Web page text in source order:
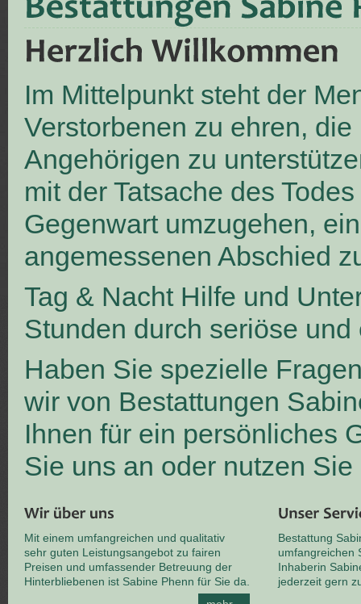
Im Mittelpunkt steht der
Verstorbenen zu ehren, die
Angehörigen zu
mit der Tatsache des
Gegenwart umzugehen,
angemessenen Abschied
Tag & Nacht Hilfe und
Stunden durch seriöse
Haben Sie spezielle
wir von Bestattungen
Ihnen für ein persönliches
Sie uns an oder nutzen
Mit einem umfangreichen und qualitativ
sehr guten Leistungsangebot zu fairen
Preisen und umfassender Betreuung der
Hinterbliebenen ist Sabine Phenn für Sie da.
Bestattung
umfangreichen
Inhaberin
jederzeit gern